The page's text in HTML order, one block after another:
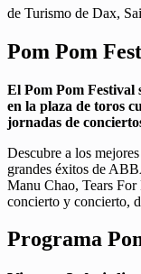
de Turismo de Dax,
Pom Pom
El Pom Pom Festival
en la plaza de toros
jornadas de
Descubre a los
grandes éxitos de
Manu Chao, Tears
concierto y concierto,
Programa